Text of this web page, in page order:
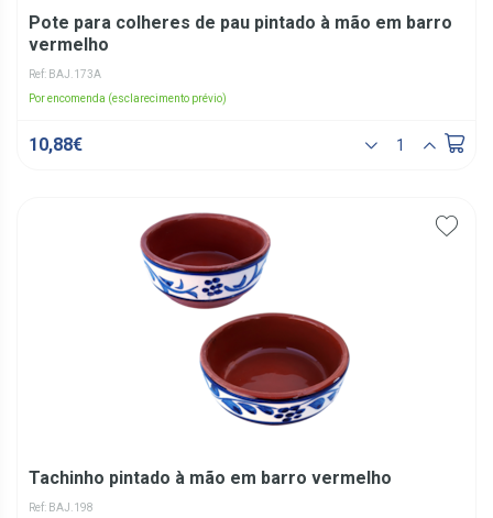
Pote para colheres de pau pintado à mão em barro
vermelho
Ref: BAJ.173A
Por encomenda (esclarecimento prévio)
10,88€
Tachinho pintado à mão em barro vermelho
Ref: BAJ.198